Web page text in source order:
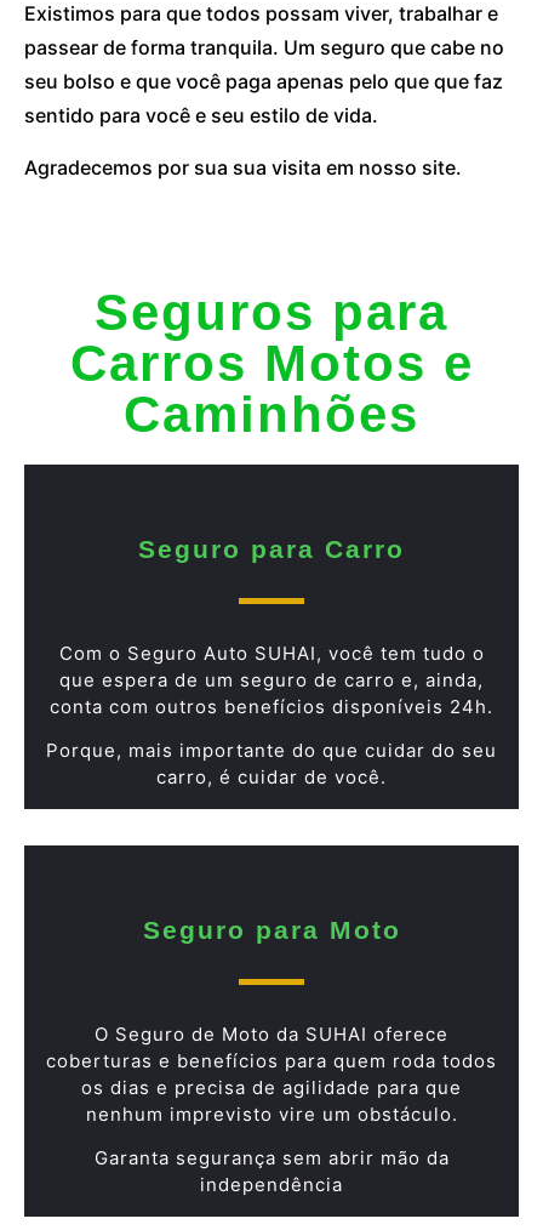
Existimos para que todos possam viver, trabalhar e
passear de forma tranquila. Um seguro que cabe no
seu bolso e que você paga apenas pelo que que faz
sentido para você e seu estilo de vida.
Agradecemos por sua sua visita em nosso site.
Seguros para
Carros Motos e
Caminhões
Seguro para Carro
Com o Seguro Auto SUHAI, você tem tudo o
que espera de um seguro de carro e, ainda,
conta com outros benefícios disponíveis 24h.
Porque, mais importante do que cuidar do seu
carro, é cuidar de você.
Seguro para Moto
O Seguro de Moto da SUHAI oferece
coberturas e benefícios para quem roda todos
os dias e precisa de agilidade para que
nenhum imprevisto vire um obstáculo.
Garanta segurança sem abrir mão da
independência